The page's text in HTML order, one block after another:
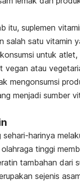
itu, suplemen
salah satu vitamin
untuk atlet,
vegan atau
mengonsumsi
menjadi sumber
sehari-harinya
tinggi
tambahan dari
sejenis